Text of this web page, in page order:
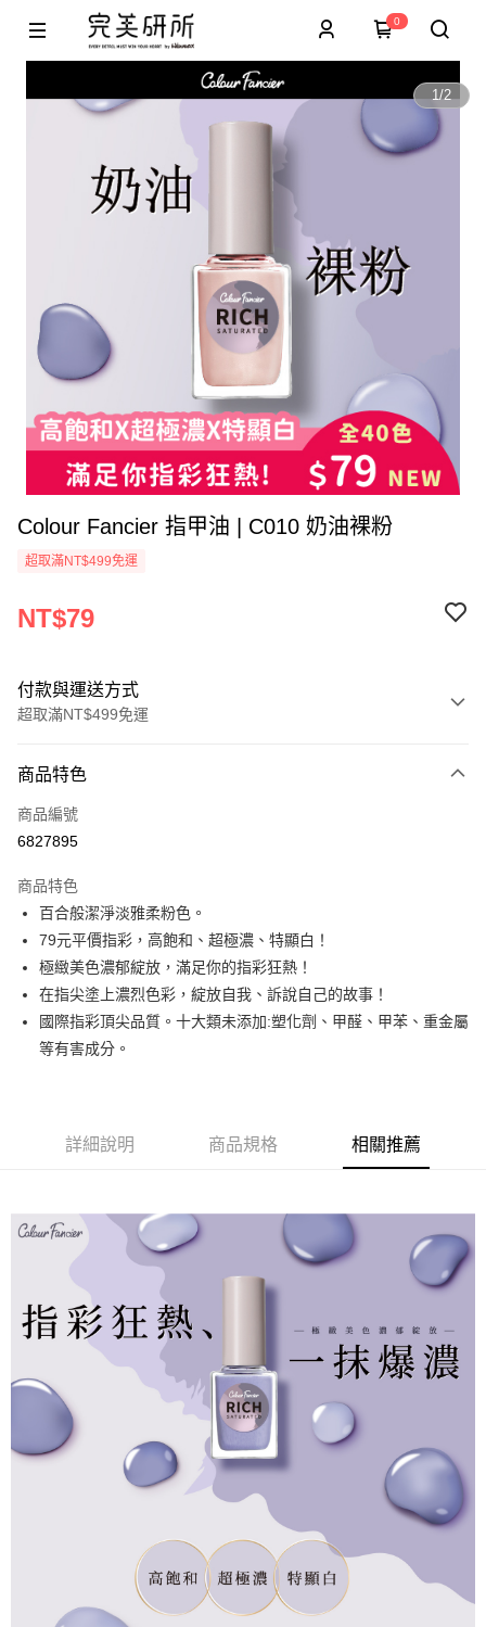
0
1/2
Colour Fancier 指甲油 | C010 奶油裸粉
超取滿NT$499免運
NT$79
付款與運送方式
超取滿NT$499免運
信用卡一次付款
超商取貨付款
Apple Pay
街口支付
悠遊付
運送方式
因應疫情升溫，目前暫停使用7-11取貨付款配送，請使用全家
黑貓宅急便
每筆NT$100，滿NT$699(含以上)免運費
商品特色
商品編號
6827895
商品特色
百合般潔淨淡雅柔粉色。
79元平價指彩，高飽和、超極濃、特顯白！
極緻美色濃郁綻放，滿足你的指彩狂熱！
在指尖塗上濃烈色彩，綻放自我、訴說自己的故事！
國際指彩頂尖品質。十大類未添加:塑化劑、甲醛、甲苯、重金屬
等有害成分。
詳細說明 商品規格 相關推薦